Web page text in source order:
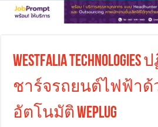
Westfalia
ชาร์จรถยนต์ไฟฟ้าด้
อัตโนมัติ WEPLUG